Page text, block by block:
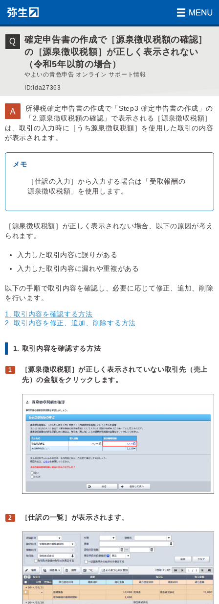
確定申告書の作成で［源泉徴収税額の確認］
の［源泉徴収税額］が正しく表示されない
（令和5年以前の場合）
やよいの青色申告 オンライン サポート情報
ID:ida27363
所得税確定申告書の作成で「Step3 確定申告書の作成」の
「2.源泉徴収税額の確認」で表示される［源泉徴収税額］
は、取引の入力時に［うち源泉徴収税額］を使用した取引の内容
が表示されます。
［仕訳の入力］から入力する場合は「受取報酬の
源泉徴収税額」を使用します。
［源泉徴収税額］が正しく表示されない場合、以下の原因が考え
られます。
入力した取引内容に誤りがある
入力した取引内容に漏れや重複がある
以下の手順で取引内容を確認し、必要に応じて修正、追加、削除
を行います。
1. 取引内容を確認する方法
2. 取引内容を修正、追加、削除する方法
1. 取引内容を確認する方法
［源泉徴収税額］が正しく表示されていない取引先（売上
先）の金額をクリックします。
［仕訳の一覧］が表示されます。